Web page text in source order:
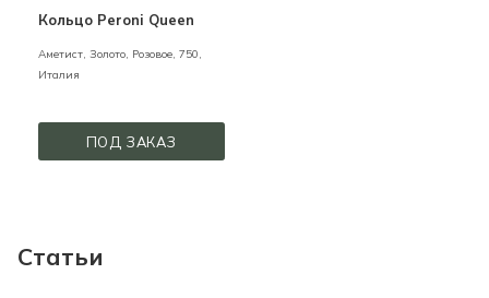
Кольцо Peroni Queen
Аметист, Золото, Розовое, 750,
Италия
ПОД ЗАКАЗ
Статьи